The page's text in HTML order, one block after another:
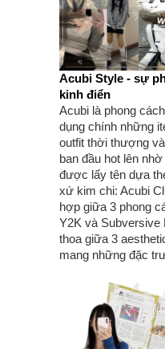
Acubi Style - sự
kinh điển
Acubi là phong
dụng chính những
outfit thời thượng
ban đầu hot lên
được lấy tên dựa
xứ kim chi: Acubi
hợp giữa 3 phong
Y2K và Subversive
thoa giữa 3
mang những đặc